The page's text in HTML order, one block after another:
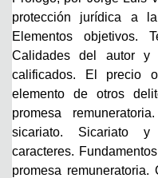
protección jurídica a
Elementos objetivos.
Calidades del autor y
calificados. El precio
elemento de otros
promesa
sicariato. Sicariato y
caracteres.
promesa